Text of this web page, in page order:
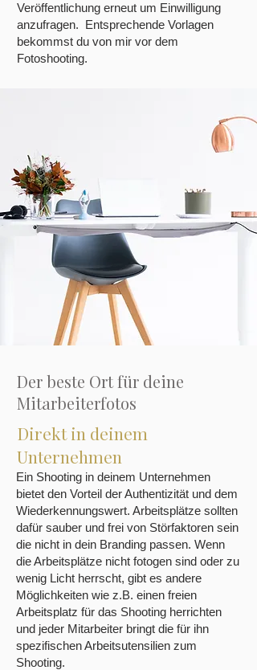
Veröffentlichung erneut um Einwilligung
anzufragen. Entsprechende Vorlagen
bekommst du von mir vor dem
Fotoshooting.
Der beste Ort für deine
Mitarbeiterfotos
Direkt in deinem
Unternehmen
Ein Shooting in deinem Unternehmen
bietet den Vorteil der Authentizität und dem
Wiederkennungswert. Arbeitsplätze sollten
dafür sauber und frei von Störfaktoren sein
die nicht in dein Branding passen. Wenn
die Arbeitsplätze nicht fotogen sind oder zu
wenig Licht herrscht, gibt es andere
Möglichkeiten wie z.B. einen freien
Arbeitsplatz für das Shooting herrichten
und jeder Mitarbeiter bringt die für ihn
spezifischen Arbeitsutensilien zum
Shooting.